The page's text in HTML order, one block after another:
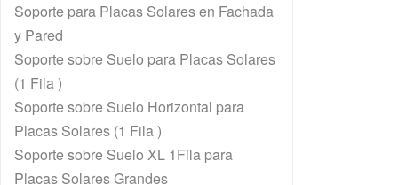
Soporte para Placas Solares en Fachada
y Pared
Soporte sobre Suelo para Placas Solares
(1 Fila )
Soporte sobre Suelo Horizontal para
Placas Solares (1 Fila )
Soporte sobre Suelo XL 1Fila para
Placas Solares Grandes